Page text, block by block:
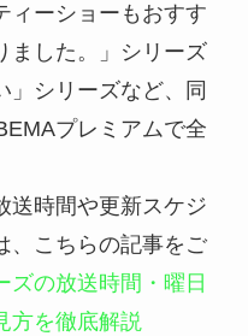
ィーショーもおすす
ました。」シリーズ
」シリーズなど、同
プレミアムで全
送時間や更新スケジ
、こちらの記事をご
ズの放送時間・曜日
方を徹底解説